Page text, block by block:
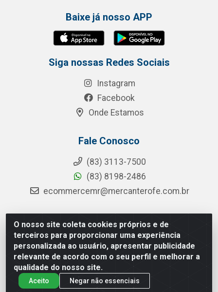
O nosso site coleta cookies próprios e de
terceiros para proporcionar uma experiência
personalizada ao usuário, apresentar publicidade
relevante de acordo com o seu perfil e melhorar a
qualidade do nosso site.
Aceito Negar não essenciais
Baixe já nosso APP
Siga nossas Redes Sociais
Instagram
Facebook
Onde Estamos
Fale Conosco
(83) 3113-7500
(83) 8198-2486
ecommercemr@mercanterofe.com.br
MR Distribuidora - Rua Hortêncio Ribeiro de Luna, 3777 -
Distrito Industrial, João Pessoa/PB - CEP 58081-400 -
CNPJ 35.428.312/0001-85